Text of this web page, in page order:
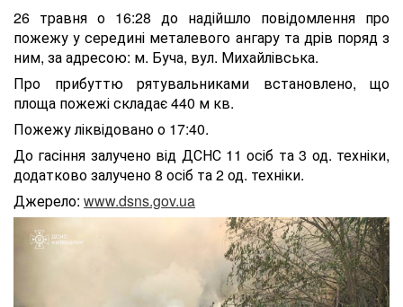
26 травня о 16:28 до надійшло повідомлення про
пожежу у середині металевого ангару та дрів поряд з
ним, за адресою: м. Буча, вул. Михайлівська.
Про прибуттю рятувальниками встановлено, що
площа пожежі складає 440 м кв.
Пожежу ліквідовано о 17:40.
До гасіння залучено від ДСНС 11 осіб та 3 од. техніки,
додатково залучено 8 осіб та 2 од. техніки.
Джерело: www.dsns.gov.ua